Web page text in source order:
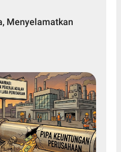
Menyelamatkan